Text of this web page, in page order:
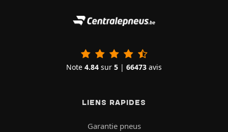
Note 4.84 sur 5 | 66473 avis
LIENS RAPIDES
Garantie pneus